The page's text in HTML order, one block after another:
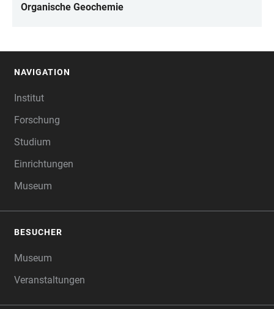
Organische Geochemie
NAVIGATION
Institut
Forschung
Studium
Einrichtungen
Museum
BESUCHER
Museum
Veranstaltungen